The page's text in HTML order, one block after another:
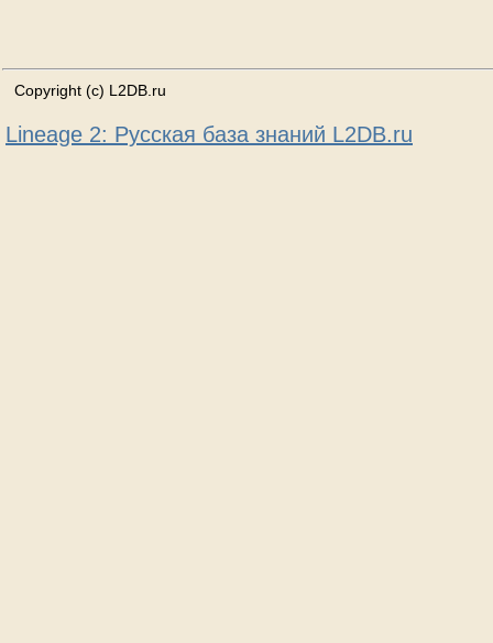
Copyright (c) L2DB.ru
Lineage 2: Русская база знаний L2DB.ru